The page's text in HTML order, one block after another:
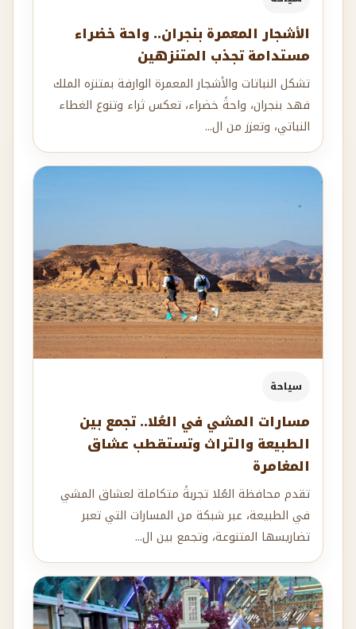
الأشجار المعمرة بنجران.. واحة خضراء
مستدامة تجذب المتنزهين
تشكل النباتات والأشجار المعمرة الوارفة بمتنزه الملك
فهد بنجران، واحةً خضراء، تعكس ثراء وتنوع الغطاء
النباتي، وتعزز من ال...
سياحة
مسارات المشي في العُلا.. تجمع بين
الطبيعة والتراث وتستقطب عشاق
المغامرة
تقدم محافظة العُلا تجربةً متكاملة لعشاق المشي
في الطبيعة، عبر شبكة من المسارات التي تعبر
تضاريسها المتنوعة، وتجمع بين ال...